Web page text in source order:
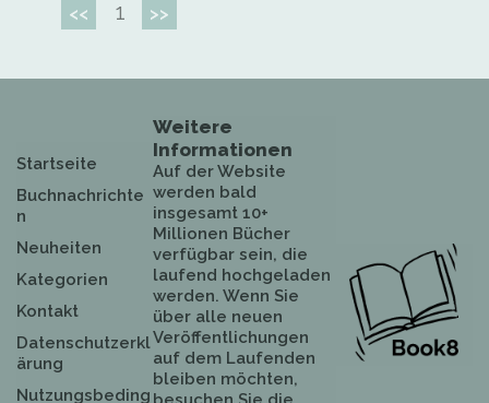
<< 1 >>
Startseite
Buchnachrichte
n
Neuheiten
Kategorien
Kontakt
Datenschutzerkl
ärung
Nutzungsbeding
Weitere
Informationen
Auf der Website
werden bald
insgesamt 10+
Millionen Bücher
verfügbar sein, die
laufend hochgeladen
werden. Wenn Sie
über alle neuen
Veröffentlichungen
auf dem Laufenden
bleiben möchten,